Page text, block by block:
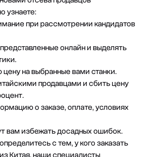
узнаете:
при рассмотрении кандидатов
онлайн и выделять
цену на выбранные вами станки.
продавцами и сбить цену
о заказе, оплате, условиях
вам избежать досадных ошибок.
с тем, у кого заказать